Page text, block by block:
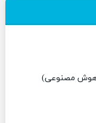
(هوش مصنوعی)